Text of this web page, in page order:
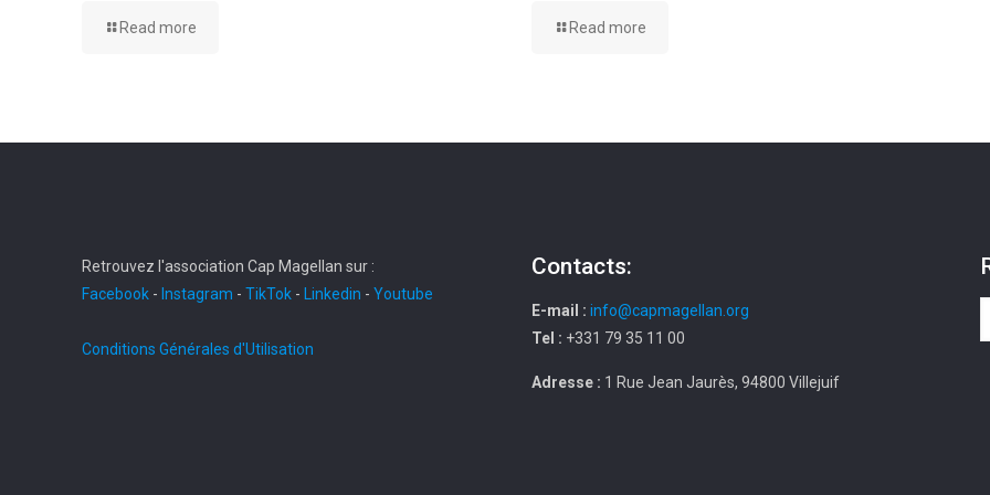
Read more Read more
Retrouvez l'association Cap Magellan sur :
Facebook - Instagram - TikTok - Linkedin - Youtube
Conditions Générales d'Utilisation
Contacts:
E-mail : info@capmagellan.org
Tel : +331 79 35 11 00
Adresse : 1 Rue Jean Jaurès, 94800 Villejuif